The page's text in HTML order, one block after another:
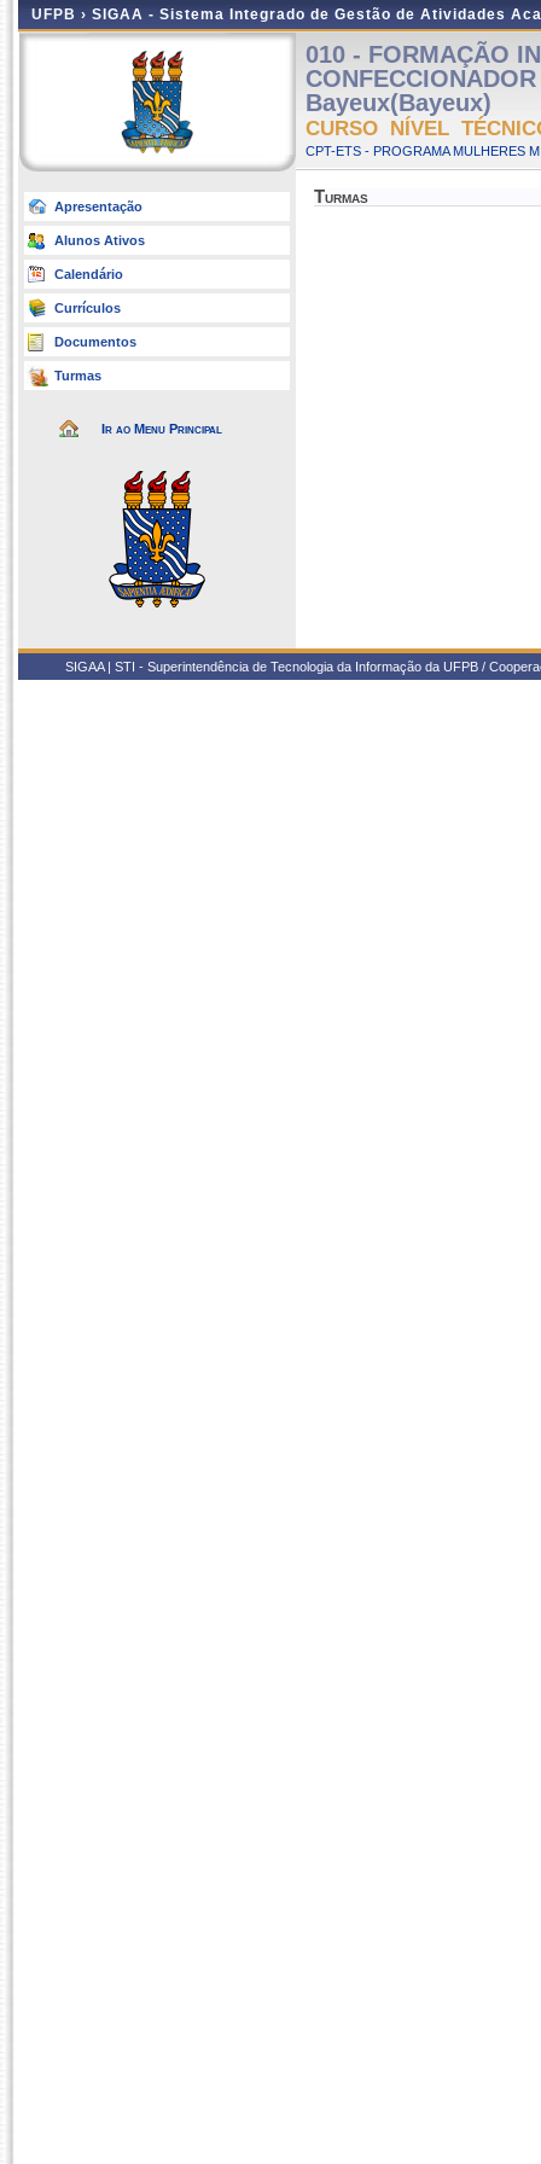
UFPB › SIGAA - Sistema Integrado de Gestão de Atividades
Apresentação
Alunos Ativos
Calendário
Currículos
Documentos
Turmas
Ir ao Menu Principal
010 - FORMAÇÃO
Bayeux(Bayeux)
CURSO NÍVEL
CPT-ETS - PROGRAMA MULHERES
Turmas
SIGAA | STI - Superintendência de Tecnologia da Informação da UFPB /